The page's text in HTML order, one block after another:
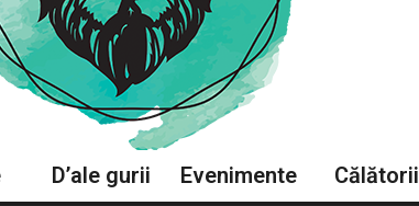
D’ale gurii Evenimente Călătorii